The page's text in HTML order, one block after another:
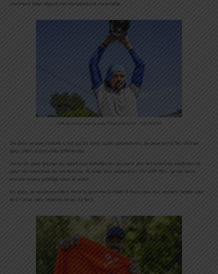
vraiment bien régulé ma température corporelle.
10% de remise avec le code TRAILGHEAT10 – CLIC PHOTO
De plus ce que j’adore, c’est qu’ils sont super polyvalents. Je peux ainsi les utiliser
pour plein d’activités différentes.
Ainsi on peut passer du sport aux balades en passant par le travail en extérieur et
pour les membres de ma famille. Et avec leur protection UV UPF 50+, je me sens
encore mieux protégé sous le soleil.
En gros, je recommande à fond la gamme G-Heat à tous ceux qui veulent rester cool
et à l’aise, peu importe ce qu’ils font.